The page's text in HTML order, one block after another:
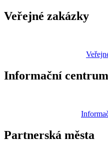
Veřejné zakázky
Informační centrum
Partnerská města